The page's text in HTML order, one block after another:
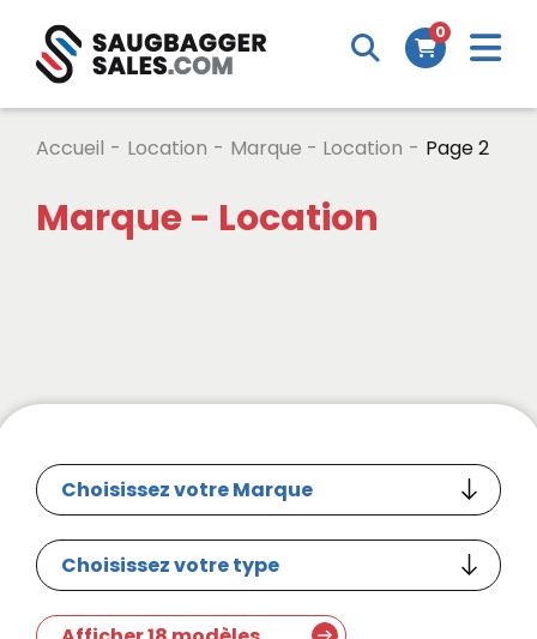
0
Accueil - Location - Marque - Location - Page 2
Marque - Location